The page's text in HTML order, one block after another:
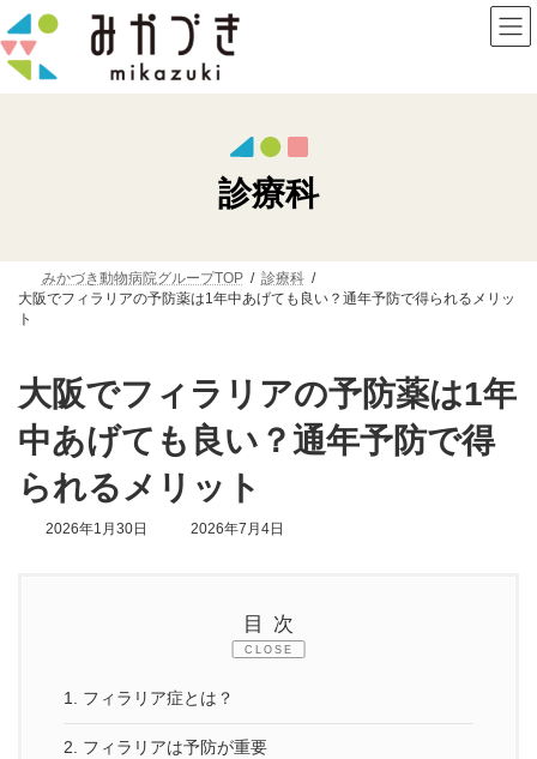
ン
テ
ン
ツ
ビ
ゲ
ー
シ
診療科
みかづき動物病院グループTOP
診療科
大阪でフィラリアの予防薬は1年中あげても良い？通年予防で得られるメリッ
ト
大阪でフィラリアの予防薬は1年
中あげても良い？通年予防で得
られるメリット
2026年1月30日
最
2026年7月4日
目次
CLOSE
1. フィラリア症とは？
2. フィラリアは予防が重要